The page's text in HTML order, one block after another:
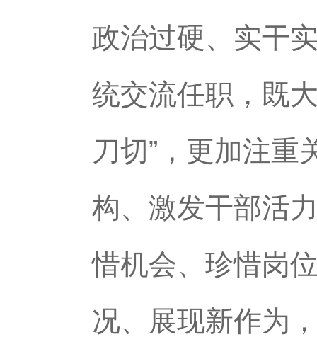
政治过硬、实干
统交流任职，既
刀切”，更加注
构、激发干部活
惜机会、珍惜岗
况、展现新作为